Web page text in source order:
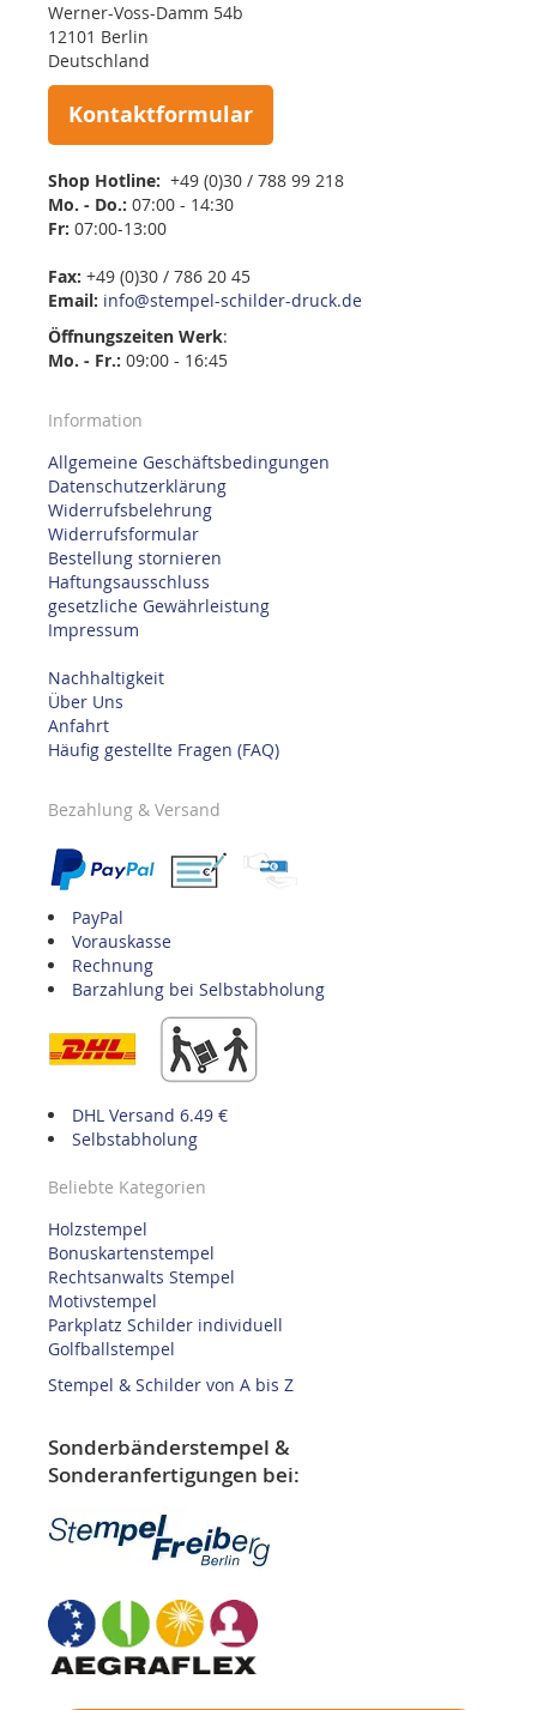
Werner-Voss-Damm 54b
12101 Berlin
Deutschland
Kontaktformular
Shop Hotline: +49 (0)30 / 788 99 218
Mo. - Do.: 07:00 - 14:30
Fr: 07:00-13:00
Fax: +49 (0)30 / 786 20 45
Email: info@stempel-schilder-druck.de
Öffnungszeiten Werk:
Mo. - Fr.: 09:00 - 16:45
Information
Allgemeine Geschäftsbedingungen
Datenschutzerklärung
Widerrufsbelehrung
Widerrufsformular
Bestellung stornieren
Haftungsausschluss
gesetzliche Gewährleistung
Impressum
Nachhaltigkeit
Über Uns
Anfahrt
Häufig gestellte Fragen (FAQ)
Bezahlung & Versand
PayPal
Vorauskasse
Rechnung
Barzahlung bei Selbstabholung
DHL Versand 6.49 €
Selbstabholung
Beliebte Kategorien
Holzstempel
Bonuskartenstempel
Rechtsanwalts Stempel
Motivstempel
Parkplatz Schilder individuell
Golfballstempel
Stempel & Schilder von A bis Z
Sonderbänderstempel &
Sonderanfertigungen bei: